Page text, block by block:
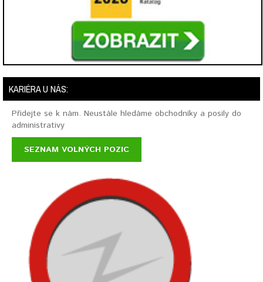
KARIÉRA U NÁS:
Přidejte se k nám. Neustále hledáme obchodníky a posily do
administrativy
SEZNAM VOLNÝCH POZIC